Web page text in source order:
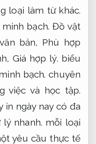
loại làm từ khác.
bạch. Đồ vật
bản, Phù hợp
Giá hợp lý. biểu
bạch. chuyên
việc và học tập.
in ngày nay có đa
lý nhanh. mỗi loại
yêu cầu thực tế